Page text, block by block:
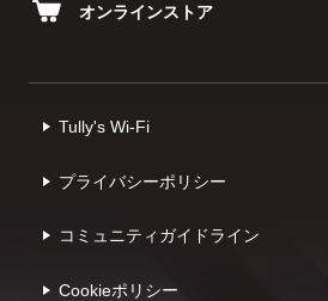
オンラインストア
Tully's Wi-Fi
プライバシーポリシー
コミュニティガイドライン
Cookieポリシー